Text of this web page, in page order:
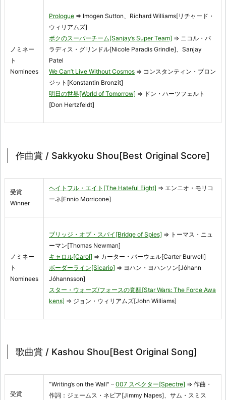
ノミネー
ト
Nominees
Prologue ⇒ Imogen Sutton、Richard Williams[リチャード・
ウィリアムズ]
ボクのスーパーチーム[Sanjay’s Super Team] ⇒ ニコル・パ
ラディス・グリンドル[Nicole Paradis Grindle]、Sanjay
Patel
We Can’t Live Without Cosmos ⇒ コンスタンティン・ブロン
ジット[Konstantin Bronzit]
明日の世界[World of Tomorrow] ⇒ ドン・ハーツフェルト
[Don Hertzfeldt]
作曲賞 / Sakkyoku Shou[Best Original Score]
受賞
Winner
ヘイトフル・エイト[The Hateful Eight] ⇒ エンニオ・モリコ
ーネ[Ennio Morricone]
ノミネー
ト
Nominees
ブリッジ・オブ・スパイ[Bridge of Spies] ⇒ トーマス・ニュ
ーマン[Thomas Newman]
キャロル[Carol] ⇒ カーター・バーウェル[Carter Burwell]
ボーダーライン[Sicario] ⇒ ヨハン・ヨハンソン[Jóhann
Jóhannsson]
スター・ウォーズ/フォースの覚醒[Star Wars: The Force Awa
kens] ⇒ ジョン・ウィリアムズ[John Williams]
歌曲賞 / Kashou Shou[Best Original Song]
受賞
“Writing’s on the Wall" – 007 スペクター[Spectre] ⇒ 作曲・
作詞：ジェームス・ネピア[Jimmy Napes]、サム・スミス